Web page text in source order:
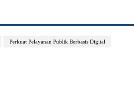
Perkuat Pelayanan Publik Berbasis Digital